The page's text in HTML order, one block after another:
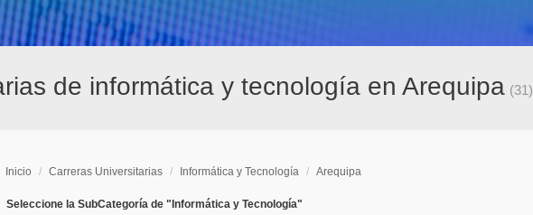
de informática y tecnología en Arequipa (31)
Inicio / Carreras Universitarias / Informática y Tecnología / Arequipa
Seleccione la SubCategoría de "Informática y Tecnología"